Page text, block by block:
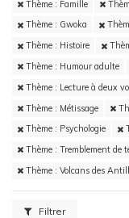
Thème : Famille
Thème : Gwoka
Thème : Histoire
Thème : Humour adulte
Thème : Lecture à deux
Thème : Métissage
Thème : Psychologie
Thème : Tremblement de
Thème : Volcans des
Filtrer